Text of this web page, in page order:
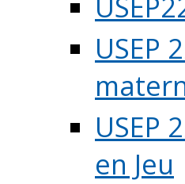
USEP
USEP
en Jeu